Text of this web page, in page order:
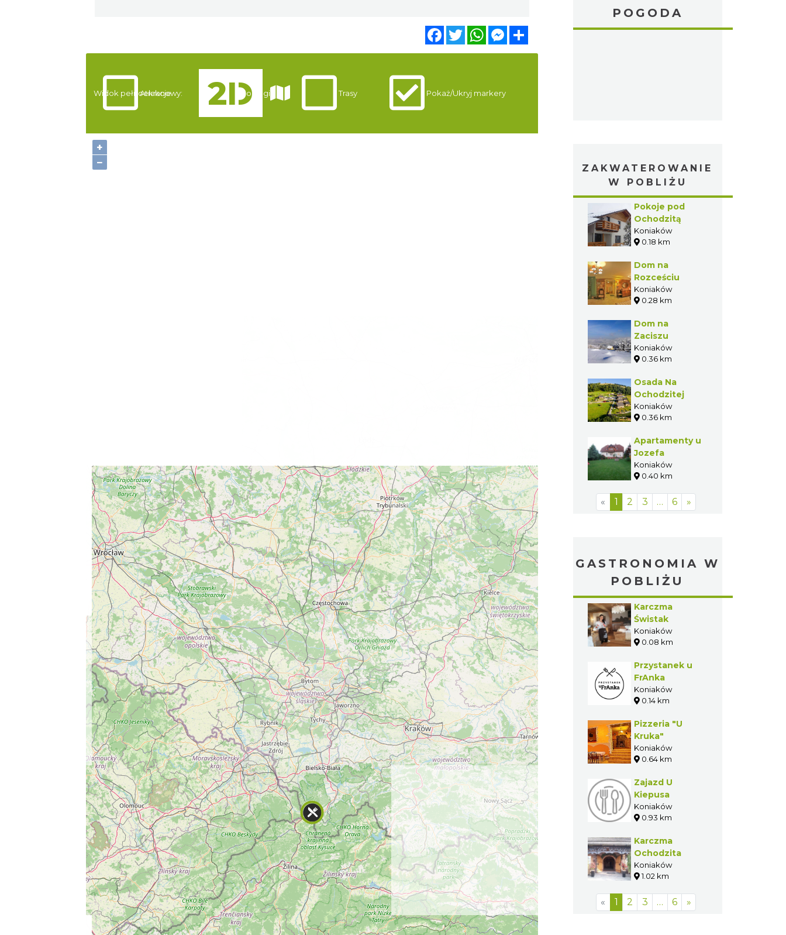
FacebookTwitterWhatsAppMessenger
+
−
Widok pełnoekranowy:
Atrakcje Noclegi Trasy Pokaż/Ukryj markery
POGODA
ZAKWATEROWANIE
W POBLIŻU
Pokoje pod
Ochodzitą
Koniaków
0.18 km
Dom na
Rozceściu
Koniaków
0.28 km
Dom na
Zaciszu
Koniaków
0.36 km
Osada Na
Ochodzitej
Koniaków
0.36 km
Apartamenty u
Jozefa
Koniaków
0.40 km
« 1 2 3 … 6 »
GASTRONOMIA W
POBLIŻU
Karczma
Świstak
Koniaków
0.08 km
Przystanek u
FrAnka
Koniaków
0.14 km
Pizzeria "U
Kruka"
Koniaków
0.64 km
Zajazd U
Kiepusa
Koniaków
0.93 km
Karczma
Ochodzita
Koniaków
1.02 km
« 1 2 3 … 6 »